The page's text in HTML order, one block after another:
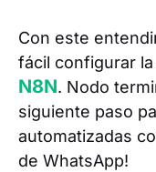
Con este
fácil configurar
N8N. Nodo
siguiente paso
automatizadas
de WhatsApp!